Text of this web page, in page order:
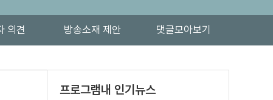
의견 방송소재 제안 댓글모아보기
프로그램내 인기뉴스